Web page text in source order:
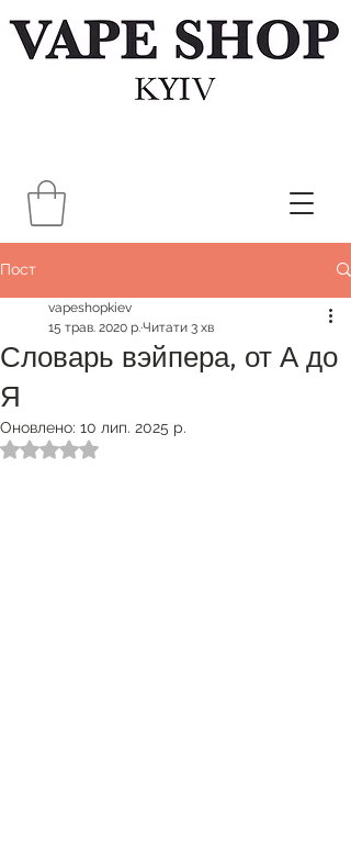
Пост
Словарь вэйпера, от А до
Я
vapeshopkiev
15 трав. 2020 р. Читати 3 хв
Оновлено: 10 лип. 2025 р.
Оцінка: NaN з 5 зірок.